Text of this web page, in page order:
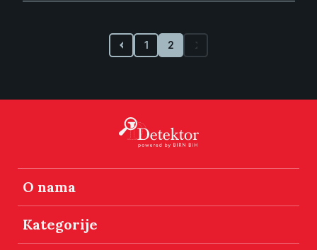
1 2
O nama
Kategorije